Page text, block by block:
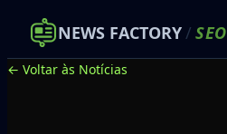
NEWS FACTORY/ SEO
← Voltar às Notícias